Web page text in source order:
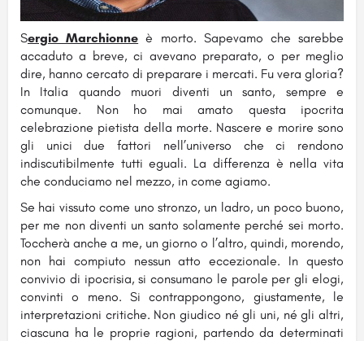
Sergio Marchionne è morto. Sapevamo che sarebbe
accaduto a breve, ci avevano preparato, o per meglio
dire, hanno cercato di preparare i mercati. Fu vera gloria?
In Italia quando muori diventi un santo, sempre e
comunque. Non ho mai amato questa ipocrita
celebrazione pietista della morte. Nascere e morire sono
gli unici due fattori nell’universo che ci rendono
indiscutibilmente tutti eguali. La differenza è nella vita
che conduciamo nel mezzo, in come agiamo.
Se hai vissuto come uno stronzo, un ladro, un poco buono,
per me non diventi un santo solamente perché sei morto.
Toccherà anche a me, un giorno o l’altro, quindi, morendo,
non hai compiuto nessun atto eccezionale. In questo
convivio di ipocrisia, si consumano le parole per gli elogi,
convinti o meno. Si contrappongono, giustamente, le
interpretazioni critiche. Non giudico né gli uni, né gli altri,
ciascuna ha le proprie ragioni, partendo da determinati